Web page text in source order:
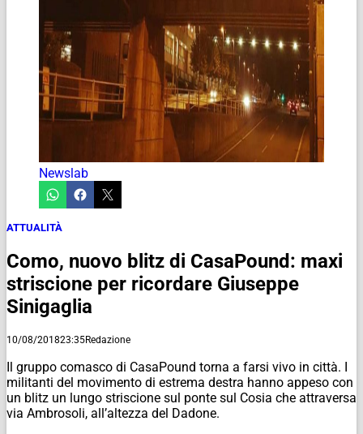
Newslab
ATTUALITÀ
Como, nuovo blitz di CasaPound: maxi
striscione per ricordare Giuseppe
Sinigaglia
10/08/201823:35Redazione
Il gruppo comasco di CasaPound torna a farsi vivo in città. I
militanti del movimento di estrema destra hanno appeso con
un blitz un lungo striscione sul ponte sul Cosia che attraversa
via Ambrosoli, all’altezza del Dadone.